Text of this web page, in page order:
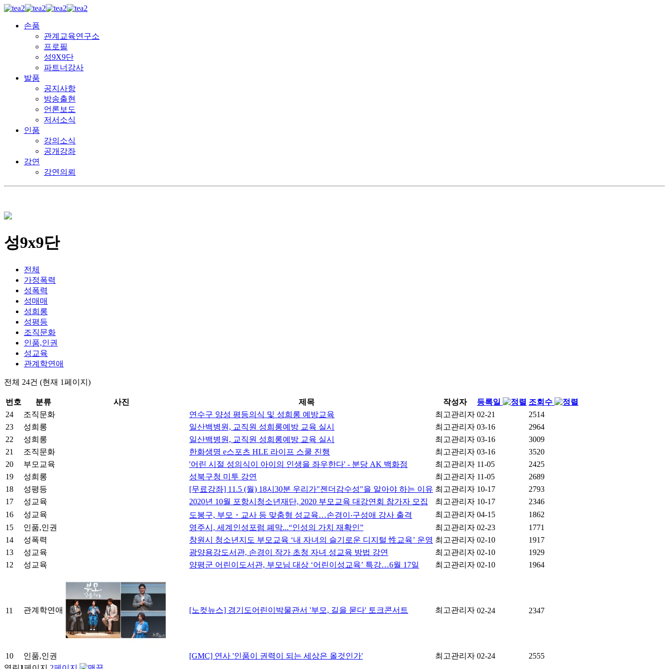
손품
관계교육연구소
프로필
성9X9단
파트너강사
발품
공지사항
방송출현
언론보도
저서소식
인품
강의소식
공개강좌
강연
강연의뢰
성9x9단
전체
가정폭력
성폭력
성매매
성희롱
성평등
조직문화
인품,인권
성교육
관계학연애
전체 24건 (현재 1페이지)
번호 분류 사진 제목 작성자 등록일
조회수
24
조직문화 연수구 양성 평등의식 및 성희롱 예방교육 최고관리자 02-21
2514
23
성희롱 일산백병원, 교직원 성희롱예방 교육 실시 최고관리자 03-16
2964
22
성희롱 일산백병원, 교직원 성희롱예방 교육 실시 최고관리자 03-16
3009
21
조직문화 한화생명 e스포츠 HLE 라이프 스쿨 진행 최고관리자 03-16
3520
20
부모교육 '어린 시절 성의식이 아이의 인생을 좌우한다' - 분당 AK 백화점 최고관리자 11-05
2425
19
성희롱 성북구청 미투 강연 최고관리자 11-05
2689
18
성평등 [무료강좌] 11.5 (월) 18시30분 우리가"젠더감수성"을 알아야 하는 이유 최고관리자 10-17
2793
17
성교육 2020년 10월 포항시청소년재단, 2020 부모교육 대강연회 참가자 모집 최고관리자 10-17
2346
16
성교육 도봉구, 부모・교사 등 맞춤형 성교육…손경이‧구성애 강사 출격 최고관리자 04-15
1862
15
인품,인권 영주시, 세계인성포럼 폐막...“인성의 가치 재확인” 최고관리자 02-23
1771
14
성폭력 창원시 청소년지도 부모교육 ‘내 자녀의 슬기로운 디지털 性교육’ 운영 최고관리자 02-10
1917
13
성교육 광양용강도서관, 손경이 작가 초청 자녀 성교육 방법 강연 최고관리자 02-10
1929
12
성교육 양평군 어린이도서관, 부모님 대상 ‘어린이성교육’ 특강…6월 17일 최고관리자 02-10 1964
11 관계학연애 [노컷뉴스] 경기도어린이박물관서 '부모, 길을 묻다' 토크콘서트 최고관리자 02-24 2347
10 인품,인권 [GMC] 연사 '인품이 권력이 되는 세상은 올것인가' 최고관리자 02-24
2555